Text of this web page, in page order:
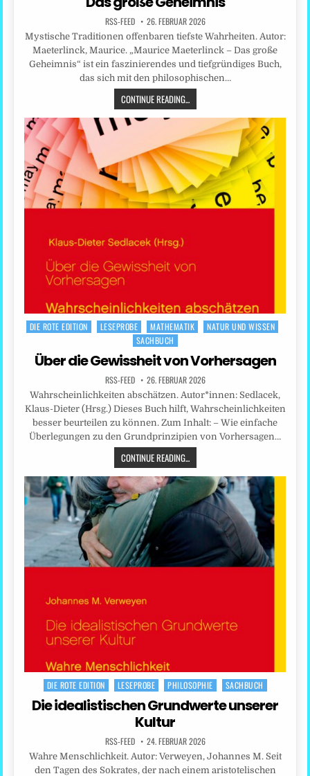
RSS-FEED 26. FEBRUAR 2026
Mystische Traditionen offenbaren tiefste Wahrheiten. Autor:
Maeterlinck, Maurice. „Maurice Maeterlinck – Das große
Geheimnis“ ist ein faszinierendes und tiefgründiges Buch,
das sich mit den philosophischen…
CONTINUE READING...
Posted
DIE ROTE EDITION LESEPROBE MATHEMATIK
NATUR UND WISSEN
SACHBUCH
Über die Gewissheit von Vorhersagen
RSS-FEED 26. FEBRUAR 2026
Wahrscheinlichkeiten abschätzen. Autor*innen: Sedlacek,
Klaus-Dieter (Hrsg.) Dieses Buch hilft, Wahrscheinlichkeiten
besser beurteilen zu können. Zum Inhalt: – Wie einfache
Überlegungen zu den Grundprinzipien von Vorhersagen…
CONTINUE READING...
Posted
in
DIE ROTE EDITION LESEPROBE PHILOSOPHIE SACHBUCH
Die idealistischen Grundwerte unserer
Kultur
RSS-FEED 24. FEBRUAR 2026
Wahre Menschlichkeit. Autor: Verweyen, Johannes M. Seit
den Tagen des Sokrates, der nach einem aristotelischen